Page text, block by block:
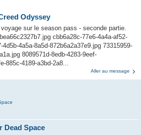
Odyssey
sur le season pass - seconde partie.
cbb6a28c-77e6-4a4a-af52-
4a5a-8a5d-872b6a2a37e9.jpg 73315959-
8089571d-8edb-4283-9eef-
885c-4189-a3bd-2a8...
Aller au message
Dead Space